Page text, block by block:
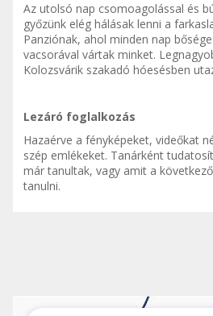
Az utolsó nap csomoagolással és
győzünk elég hálásak lenni a
Panziónak, ahol minden nap
vacsorával vártak minket.
Kolozsvárik szakadó hóesésben
Lezáró foglalkozás
Hazaérve a fényképeket, videőkat
szép emlékeket. Tanárként
már tanultak, vagy amit a
tanulni.